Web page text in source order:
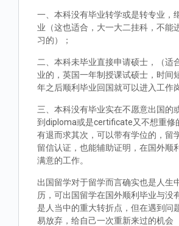
一、本科没有毕业转学或是转专业，
业（这也适合，大一大二挂科，不能
习的）；
二、本科未毕业直接申请硕士，（适
业的，英国一年制授课试硕士，时间
年之后顺利毕业回国就可以进入工作
三、本科没有毕业实在不愿意出国的
到diploma或是certificate又不想重修
有退而求其次，可以带有学位的，留
留信认证，也能辅助证明，在国外顺
满意的工作。
出国留学对于留学而言确实也是人生
历，可出国留学在国外顺利毕业与没
是人当中的重大转折点，但在遇到问
易放弃，给自己一次重新来过的机会